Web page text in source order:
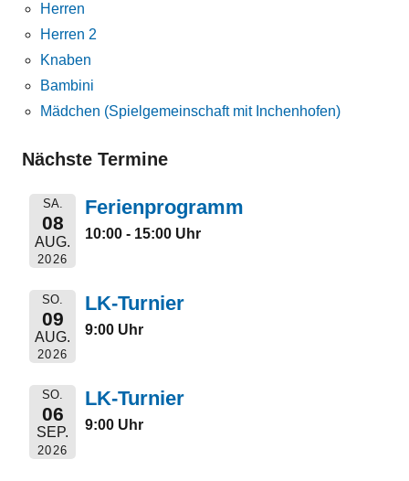
Herren
Herren 2
Knaben
Bambini
Mädchen (Spielgemeinschaft mit Inchenhofen)
Nächste Termine
SA.
08
AUG.
2026
Ferienprogramm
10:00 - 15:00 Uhr
SO.
09
AUG.
2026
LK-Turnier
9:00 Uhr
SO.
06
SEP.
2026
LK-Turnier
9:00 Uhr